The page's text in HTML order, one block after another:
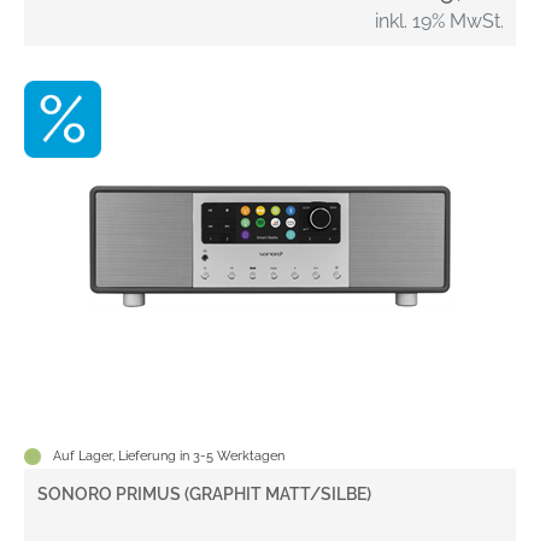
inkl. 19% MwSt.
Auf Lager, Lieferung in 3-5 Werktagen
SONORO PRIMUS (GRAPHIT MATT/SILBE)